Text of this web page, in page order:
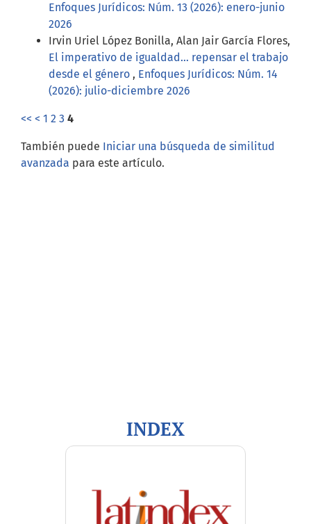
Enfoques Jurídicos: Núm. 13 (2026): enero-junio
2026
Irvin Uriel López Bonilla, Alan Jair García Flores,
El imperativo de igualdad… repensar el trabajo
desde el género , Enfoques Jurídicos: Núm. 14
(2026): julio-diciembre 2026
<< < 1 2 3 4
También puede Iniciar una búsqueda de similitud
avanzada para este artículo.
INDEX